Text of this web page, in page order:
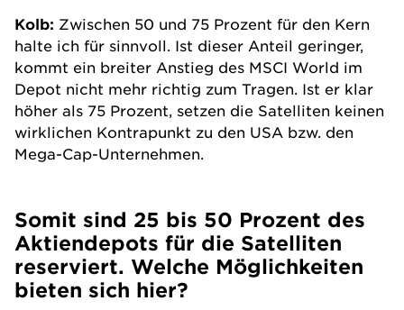
Kolb: Zwischen 50 und 75 Prozent für den Kern
halte ich für sinnvoll. Ist dieser Anteil geringer,
kommt ein breiter Anstieg des MSCI World im
Depot nicht mehr richtig zum Tragen. Ist er klar
höher als 75 Prozent, setzen die Satelliten keinen
wirklichen Kontrapunkt zu den USA bzw. den
Mega-Cap-Unternehmen.
Somit sind 25 bis 50 Prozent des
Aktiendepots für die Satelliten
reserviert. Welche Möglichkeiten
bieten sich hier?